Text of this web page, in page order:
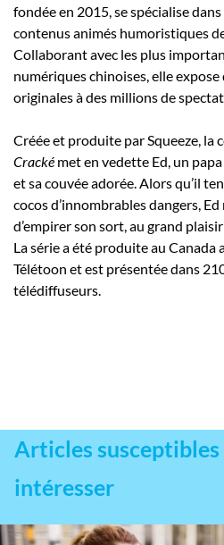
fondée en 2015, se spécialise
contenus animés humoristiques
Collaborant avec les plus
numériques chinoises, elle
originales à des millions de
Créée et produite par Squeeze, la
Cracké met en vedette Ed, un
et sa couvée adorée. Alors qu’il
cocos d’innombrables dangers,
d’empirer son sort, au grand
La série a été produite au Canada
Télétoon et est présentée dans
télédiffuseurs.
Articles susceptibles
intéresser